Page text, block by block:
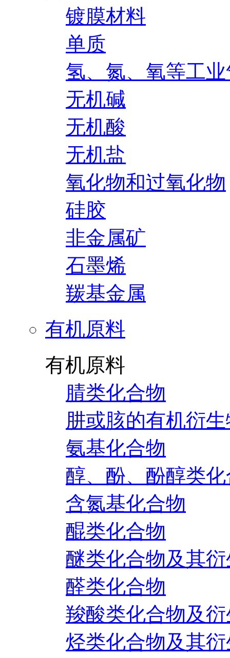
镀膜材料
单质
氢、氮、氧等工
无机碱
无机酸
无机盐
氧化物和过氧化物
硅胶
非金属矿
石墨烯
羰基金属
有机原料
有机原料
腈类化合物
肼或胲的有机衍
氨基化合物
醇、酚、酚醇类
含氮基化合物
醌类化合物
醚类化合物及其
醛类化合物
羧酸类化合物及
烃类化合物及其